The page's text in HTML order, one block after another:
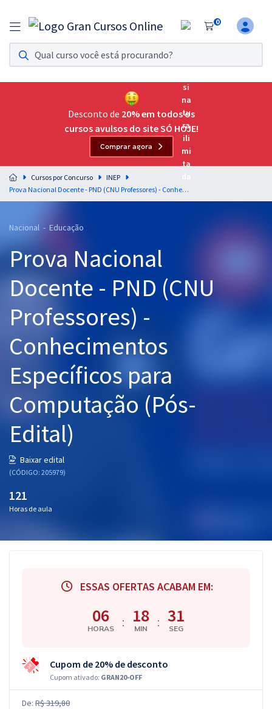
0
Assinatura Ilimitada 11
Acesso a todos os cursos. Teste grátis por 7 dias!
Assinatura OAB Até Passar
Acesso ilimitado a toda preparação para o Exame da
Residências Multiprofissionais
Preparação completa e intensiva para as principais
residências em saúde do Brasil
Cursos 20% OFF
Pós
Graduação
OAB
Questões grátis
Conteúdo gratuito
Aprovados
Desconto de 20% em todos os
cursos avulsos do site SÓ HOJE!
Comprar agora
Cursos por Concurso
INEP
Prova Nacional Docente - PND (CNU Professores) - Conhecimentos Específicos para Computação (Pós-Edital)
Nacional - Educação
Prova Nacional
Docente - PND (CNU
Professores) -
Conhecimentos
Específicos para
Computação (Pós-
Edital)
Baixar edital
(CÓDIGO: 205979)
121
Horas de aula
ESSAS OFERTAS ACABAM EM:
06
HORAS : 18
MIN : 30
SEG
Cupom de 20% de desconto
Cupom ativado: GRAN20-OFF
De: R$ 319,80